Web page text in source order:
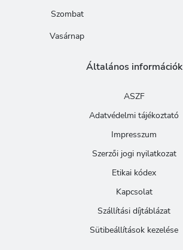
Szombat
Vasárnap
Általános információk
ASZF
Adatvédelmi tájékoztató
Impresszum
Szerzői jogi nyilatkozat
Etikai kódex
Kapcsolat
Szállítási díjtáblázat
Sütibeállítások kezelése